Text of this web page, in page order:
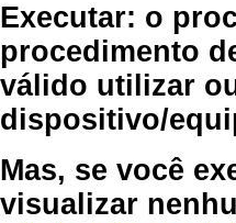
Executar: o
procedimento
válido utilizar
dispositivo/
Mas, se você
visualizar